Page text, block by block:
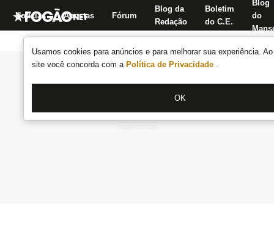
Usamos cookies para anúncios e para melhorar sua experiência.
site você concorda com a Política de Privacidade .
OK
Notícias Apostas Fórum
Blog da
Redação
Boletim
do C.E.
Blog
do